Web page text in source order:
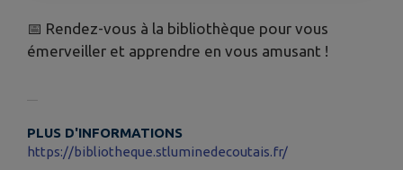
📅 Rendez-vous à la bibliothèque pour vous
émerveiller et apprendre en vous amusant !
PLUS D'INFORMATIONS
https://bibliotheque.stluminedecoutais.fr/